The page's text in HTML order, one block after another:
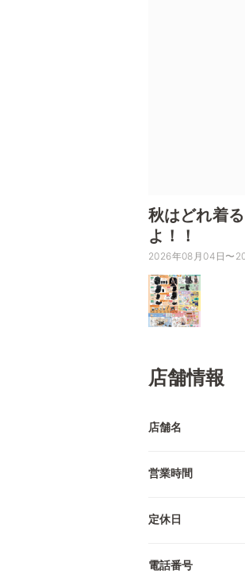
秋はどれ着
よ！！
2026年08月04日〜
店舗情報
店舗名
営業時間
定休日
電話番号